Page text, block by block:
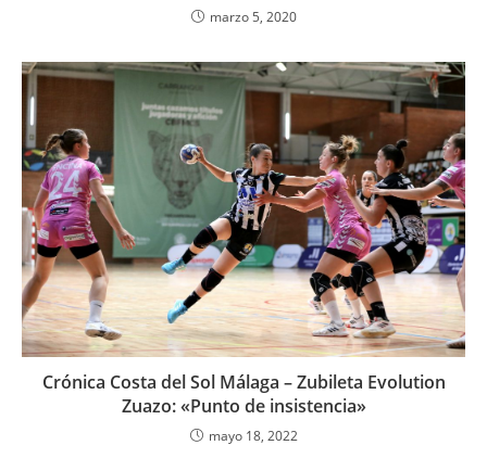
marzo 5, 2020
Crónica Costa del Sol Málaga – Zubileta Evolution
Zuazo: «Punto de insistencia»
mayo 18, 2022